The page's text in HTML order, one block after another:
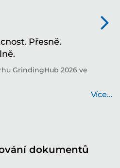
Přesně.
GrindingHub 2026 ve
Více...
dokumentů